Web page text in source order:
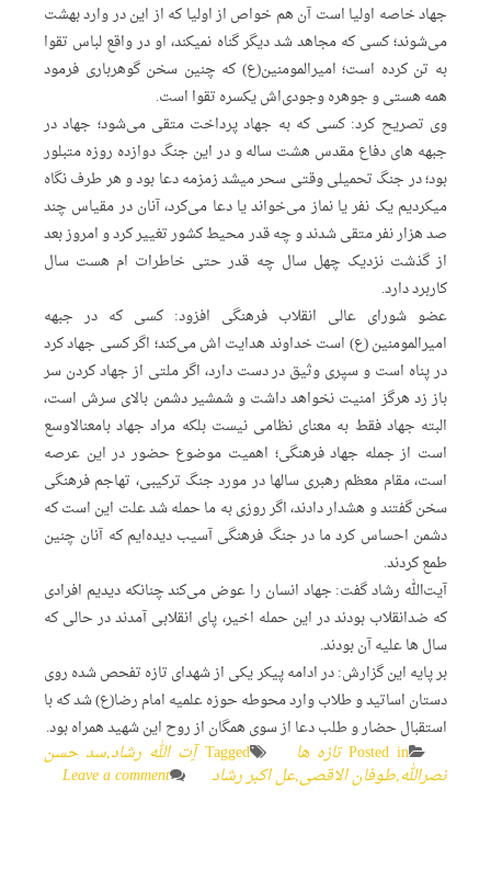
جهاد خاصه اولیا است آن هم خواص از اولیا که از این در وارد بهشت
می‌شوند؛ کسی که مجاهد شد دیگر گناه نمیکند، او در واقع لباس تقوا
به تن کرده است؛ امیرالمومنین(ع) که چنین سخن گوهرباری فرمود
همه هستی و جوهره وجودی‌اش یکسره تقوا است.
وی تصریح کرد: کسی که به جهاد پرداخت متقی می‌شود؛ جهاد در
جبهه های دفاع مقدس هشت ساله و در این جنگ دوازده روزه متبلور
بود؛ در جنگ تحمیلی وقتی سحر میشد زمزمه دعا بود و هر طرف نگاه
میکردیم یک نفر یا نماز می‌خواند یا دعا می‌کرد، آنان در مقیاس چند
صد هزار نفر متقی شدند و چه قدر محیط کشور تغییر کرد و امروز بعد
از گذشت نزدیک چهل سال چه قدر حتی خاطرات ام هست سال
کاربرد دارد.
عضو شورای عالی انقلاب فرهنگی افزود:‌ کسی که در جبهه
امیرالمومنین (ع) است خداوند هدایت اش می‌کند؛ اگر کسی جهاد کرد
در پناه است و سپری وثیق در دست دارد، اگر ملتی از جهاد کردن سر
باز زد هرگز امنیت نخواهد داشت و شمشیر دشمن بالای سرش است،
البته جهاد فقط به معنای نظامی نیست بلکه مراد جهاد بامعنالاوسع
است از جمله جهاد فرهنگی؛ اهمیت موضوع حضور در این عرصه
است، مقام معظم رهبری سالها در مورد جنگ ترکیبی، تهاجم فرهنگی
سخن گفتند و هشدار دادند، اگر روزی به ما حمله شد علت این است که
دشمن احساس کرد ما در جنگ فرهنگی آسیب دیده‌ایم که آنان چنین
طمع کردند.
آیت‌الله رشاد گفت: جهاد انسان را عوض می‌کند چنانکه دیدیم افرادی
که ضدانقلاب بودند در این حمله اخیر، پای انقلابی آمدند در حالی که
سال ها علیه آن بودند.
بر پایه این گزارش: در ادامه پیکر یکی از شهدای تازه تفحص شده روی
دستان اساتید و طلاب وارد محوطه حوزه علمیه امام رضا(ع)‌ شد که با
استقبال حضار و طلب دعا از سوی همگان از روح این شهید همراه بود.
Posted in تازه ها Tagged آِت الله رشاد,سد حسن
نصرالله,طوفان الاقصی,عل اکبر رشاد Leave a comment